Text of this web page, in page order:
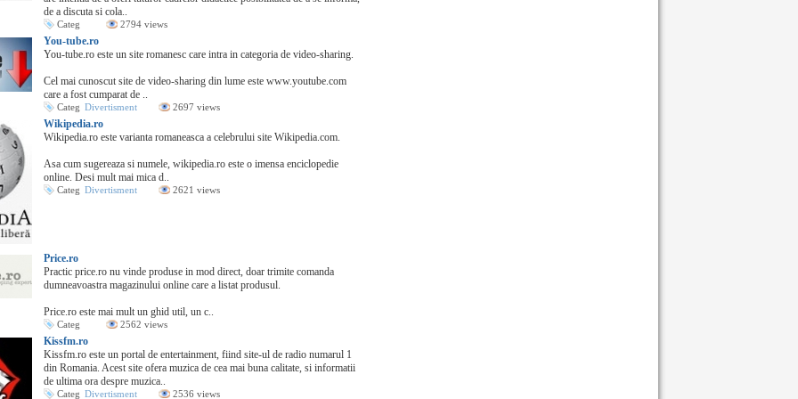
de a discuta si cola..
Categ 2794 views
You-tube.ro
You-tube.ro este un site romanesc care intra in categoria de video-sharing.
Cel mai cunoscut site de video-sharing din lume este www.youtube.com
care a fost cumparat de ..
Categ Divertisment 2697 views
Wikipedia.ro
Wikipedia.ro este varianta romaneasca a celebrului site Wikipedia.com.
Asa cum sugereaza si numele, wikipedia.ro este o imensa enciclopedie
online. Desi mult mai mica d..
Categ Divertisment 2621 views
Price.ro
Practic price.ro nu vinde produse in mod direct, doar trimite comanda
dumneavoastra magazinului online care a listat produsul.
Price.ro este mai mult un ghid util, un c..
Categ 2562 views
Kissfm.ro
Kissfm.ro este un portal de entertainment, fiind site-ul de radio numarul 1
din Romania. Acest site ofera muzica de cea mai buna calitate, si informatii
de ultima ora despre muzica..
Categ Divertisment 2536 views